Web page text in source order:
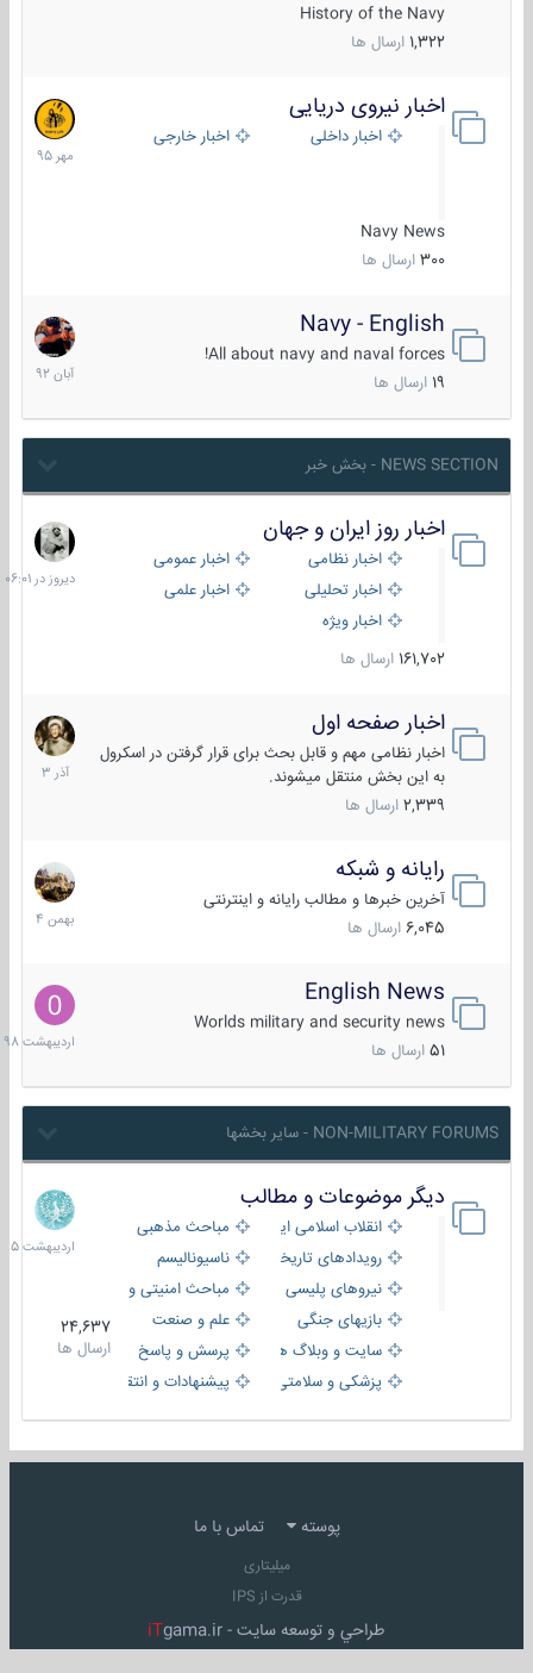
History of the Navy
1,322 ارسال ها
اخبار نیروی دریایی
اخبار داخلی اخبار خارجی
Navy News
300 ارسال ها
27
مهر
1395
Navy - English
All about navy and naval forces!
ارسال ها
22
آبان
1392
NEWS SECTION - بخش خبر
اخبار روز ایران و جهان
اخبار نظامی
اخبار عمومی
اخبار تحلیلی
اخبار علمی
اخبار ویژه
161,702 ارسال ها
دیروز
در
06:01
اخبار صفحه اول
اخبار نظامی مهم و قابل بحث برای قرار گرفتن در اسکرول
به این بخش منتقل میشوند.
2,339 ارسال ها
7
آذر
1403
رایانه و شبکه
آخرین خبرها و مطالب رایانه و اینترنتی
6,045 ارسال ها
30
بهمن
1404
English News
Worlds military and security news
51 ارسال ها
10
1398
NON-MILITARY FORUMS - سایر بخشها
دیگر موضوعات و مطالب
انقلاب اسلامی ایران
مباحث مذهبی
رویدادهای تاریخی و مذهبیناسیونالیسم
نیروهای پلیسی
مباحث امنیتی و اطلاعاتی
بازیهای جنگی
علم و صنعت
سایت و وبلاگ ها
پرسش و پاسخ
پزشکی و سلامتی
پیشنهادات و انتقادات
24,637
ارسال ها
8
1405
پوسته تماس با ما
میلیتاری
قدرت از IPS
طراحي و توسعه سايت - iTgama.ir